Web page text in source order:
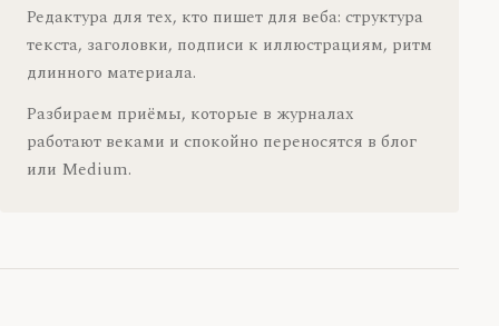
Редактура для тех, кто пишет для веба: структура
текста, заголовки, подписи к иллюстрациям, ритм
длинного материала.
Разбираем приёмы, которые в журналах
работают веками и спокойно переносятся в блог
или Medium.